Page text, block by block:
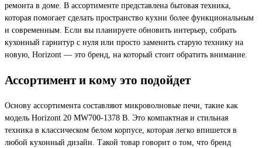
ремонта в доме. В ассортименте представлена бытовая техника,
которая помогает сделать пространство кухни более функциональным
и современным. Если вы планируете обновить интерьер, собрать
кухонный гарнитур с нуля или просто заменить старую технику на
новую, Horizont — это бренд, на который стоит обратить внимание.
Ассортимент и кому это подойдет
Основу ассортимента составляют микроволновые печи, такие как
модель Horizont 20 MW700-1378 B. Это компактная и стильная
техника в классическом белом корпусе, которая легко впишется в
любой кухонный дизайн. Такой товар говорит о том, что бренд